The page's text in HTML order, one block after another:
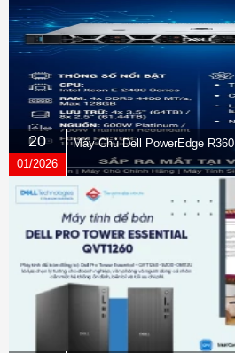
20
01/2026
Máy Chủ Dell PowerEdge R360